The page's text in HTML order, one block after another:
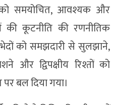
को समयोचित, आवश्यक और
की कूटनीति की रणनीतिक
को समझदारी से सुलझाने,
और द्विपक्षीय रिश्तों को
बल दिया गया।